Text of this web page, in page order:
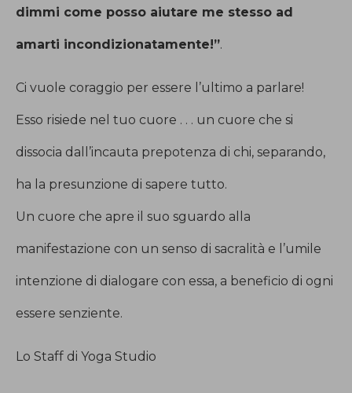
dimmi come posso aiutare me stesso ad
amarti incondizionatamente!”.
Ci vuole coraggio per essere l’ultimo a parlare!
Esso risiede nel tuo cuore . . . un cuore che si
dissocia dall’incauta prepotenza di chi, separando,
ha la presunzione di sapere tutto.
Un cuore che apre il suo sguardo alla
manifestazione con un senso di sacralità e l’umile
intenzione di dialogare con essa, a beneficio di ogni
essere senziente.
Lo Staff di Yoga Studio